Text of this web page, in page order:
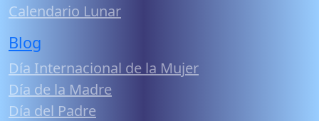
Calendario Lunar
Blog
Día Internacional de la Mujer
Día de la Madre
Día del Padre